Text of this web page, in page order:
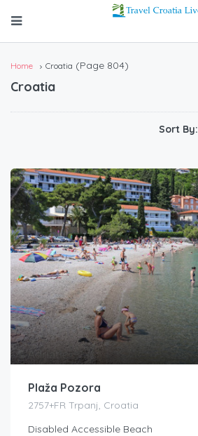
Home Croatia (Page 804)
Croatia
Sort By:
Plaža Pozora
2757+FR Trpanj, Croatia
Disabled Accessible Beach